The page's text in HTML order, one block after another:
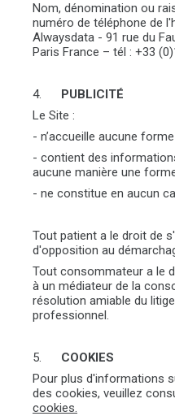
Nom, dénomination ou
numéro de téléphone de
Alwaysdata - 91 rue du
Paris France – tél : +33
4. PUBLICITÉ
Le Site :
- n’accueille aucune
- contient des
aucune manière une
- ne constitue en aucun
Tout patient a le droit de
d'opposition au
Tout consommateur a le
à un médiateur de la
résolution amiable du
professionnel.
5. COOKIES
Pour plus d'informations
des cookies, veuillez
cookies.